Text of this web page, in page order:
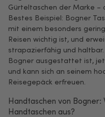
Gürteltaschen der Marke –
Bestes Beispiel: Bogner
mit einem besonders
Reisen wichtig ist, und
strapazierfähig und
Bogner ausgestattet ist,
und kann sich an seinem
Reisegepäck erfreuen.
Handtaschen von
Handtaschen aus?